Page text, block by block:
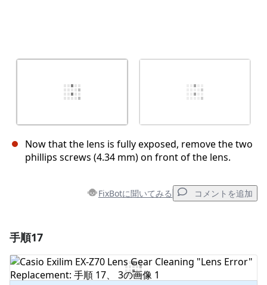
Now that the lens is fully exposed, remove the two
phillips screws (4.34 mm) on front of the lens.
FixBotに聞いてみる コメントを追加
コメントを追加
手順17